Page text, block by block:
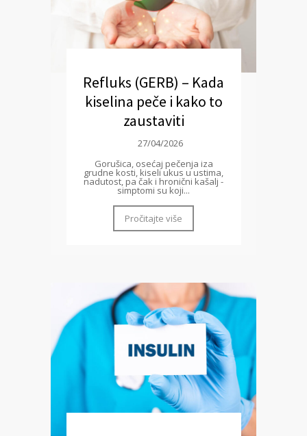
Refluks (GERB) – Kada
kiselina peče i kako to
zaustaviti
27/04/2026
Gorušica, osećaj pečenja iza
grudne kosti, kiseli ukus u ustima,
nadutost, pa čak i hronični kašalj -
simptomi su koji...
Pročitajte više